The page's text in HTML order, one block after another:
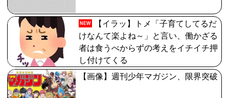
【FGO】ジャンヌ系にラクシュミーは含まれますか？W
ジル・ド・レェ強化みんなの反応まとめ
NEW
【イラッ】トメ「子育てしてるだ
けなんて楽よね～」と言い、働かざる
者は食うべからずの考えをイチイチ押
し付けてくる
【画像】週刊少年マガジン、限界突破